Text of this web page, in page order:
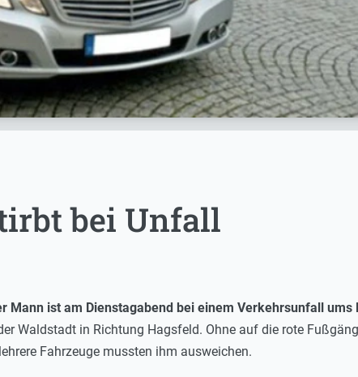
bei Unfall
Mann ist am Dienstagabend bei einem Verkehrsunfall ums
Waldstadt in Richtung Hagsfeld. Ohne auf die rote
Fahrzeuge mussten ihm ausweichen.